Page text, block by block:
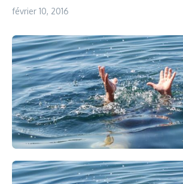
février 10, 2016